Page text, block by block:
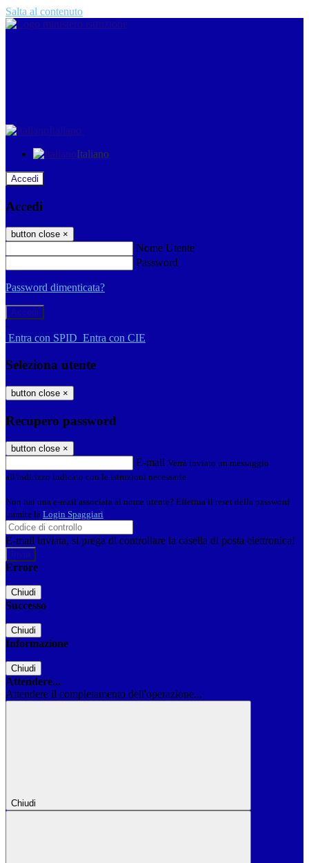
Salta al contenuto
Italiano
Italiano
Accedi
Accedi
button close ×
Nome Utente
Password
Password dimenticata?
-
Entra con SPID Entra con CIE
Seleziona utente
button close ×
Recupero password
button close ×
E-mail Verrà inviato un messaggio
all'indirizzo indicato con le istruzioni necessarie.
Non hai una e-mail associata al nome utente? Effettua il reset della password
tramite la Login Spaggiari
E-mail inviata, si prega di controllare la casella di posta elettronica!
Errore
Chiudi
Successo
Chiudi
Informazione
Chiudi
Attendere...
Attendere il completamento dell'operazione...
Chiudi